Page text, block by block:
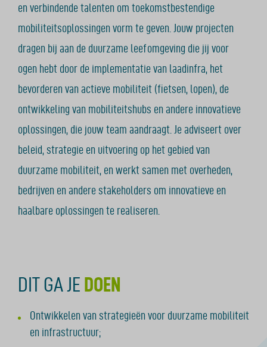
en verbindende talenten om toekomstbestendige
mobiliteitsoplossingen vorm te geven. Jouw projecten
dragen bij aan de duurzame leefomgeving die jij voor
ogen hebt door de implementatie van laadinfra, het
bevorderen van actieve mobiliteit (fietsen, lopen), de
ontwikkeling van mobiliteitshubs en andere innovatieve
oplossingen, die jouw team aandraagt. Je adviseert over
beleid, strategie en uitvoering op het gebied van
duurzame mobiliteit, en werkt samen met overheden,
bedrijven en andere stakeholders om innovatieve en
haalbare oplossingen te realiseren.
DIT GA JE DOEN
Ontwikkelen van strategieën voor duurzame mobiliteit
en infrastructuur;